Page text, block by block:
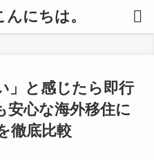
にちは。
」と感じたら即行
安心な海外移住に
徹底比較